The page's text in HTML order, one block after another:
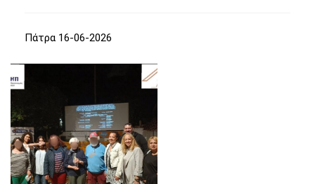
Πάτρα 16-06-2026